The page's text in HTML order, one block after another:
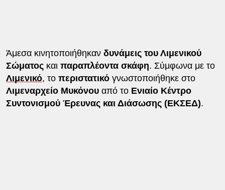
Άμεσα κινητοποιήθηκαν δυνάμεις του Λιμενικού
Σώματοςκαι παραπλέοντα σκάφη. Σύμφωνα με το
Λιμενικό, το περιστατικό γνωστοποιήθηκε στο
Λιμεναρχείο Μυκόνουαπό το Ενιαίο Κέντρο
Συντονισμού Έρευνας και Διάσωσης (ΕΚΣΕΔ).